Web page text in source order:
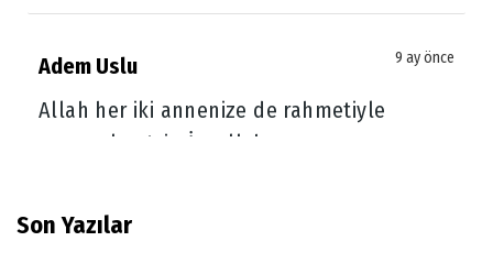
Adem Uslu 9 ay önce
Allah her iki annenize de rahmetiyle
muamele etsin İnşallah
Son Yazılar